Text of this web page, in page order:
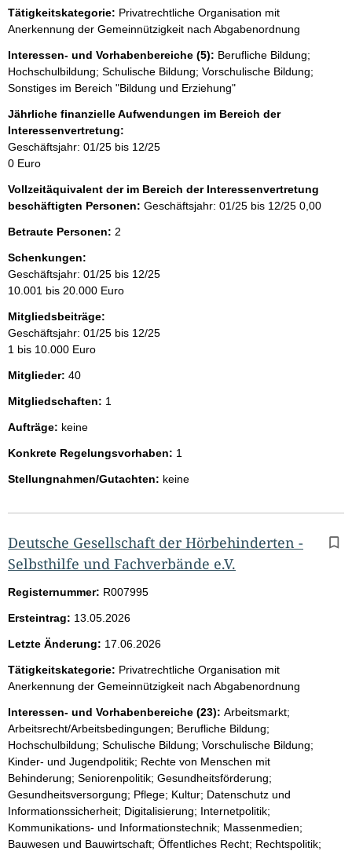
Tätigkeitskategorie: Privatrechtliche Organisation mit
Anerkennung der Gemeinnützigkeit nach Abgabenordnung
Interessen- und Vorhabenbereiche (5): Berufliche Bildung;
Hochschulbildung; Schulische Bildung; Vorschulische Bildung;
Sonstiges im Bereich "Bildung und Erziehung"
Jährliche finanzielle Aufwendungen im Bereich der
Interessenvertretung:
Geschäftsjahr: 01/25 bis 12/25
0 Euro
Vollzeitäquivalent der im Bereich der Interessenvertretung
beschäftigten Personen: Geschäftsjahr: 01/25 bis 12/25 0,00
Betraute Personen: 2
Schenkungen:
Geschäftsjahr: 01/25 bis 12/25
10.001 bis 20.000 Euro
Mitgliedsbeiträge:
Geschäftsjahr: 01/25 bis 12/25
1 bis 10.000 Euro
Mitglieder: 40
Mitgliedschaften: 1
Aufträge: keine
Konkrete Regelungsvorhaben: 1
Stellungnahmen/Gutachten: keine
Deutsche Gesellschaft der Hörbehinderten -
Selbsthilfe und Fachverbände e.V.
Registernummer: R007995
Ersteintrag: 13.05.2026
Letzte Änderung: 17.06.2026
Tätigkeitskategorie: Privatrechtliche Organisation mit
Anerkennung der Gemeinnützigkeit nach Abgabenordnung
Interessen- und Vorhabenbereiche (23): Arbeitsmarkt;
Arbeitsrecht/Arbeitsbedingungen; Berufliche Bildung;
Hochschulbildung; Schulische Bildung; Vorschulische Bildung;
Kinder- und Jugendpolitik; Rechte von Menschen mit
Behinderung; Seniorenpolitik; Gesundheitsförderung;
Gesundheitsversorgung; Pflege; Kultur; Datenschutz und
Informationssicherheit; Digitalisierung; Internetpolitik;
Kommunikations- und Informationstechnik; Massenmedien;
Bauwesen und Bauwirtschaft; Öffentliches Recht; Rechtspolitik;